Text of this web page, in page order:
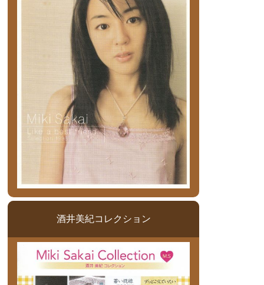
酒井美紀コレクション